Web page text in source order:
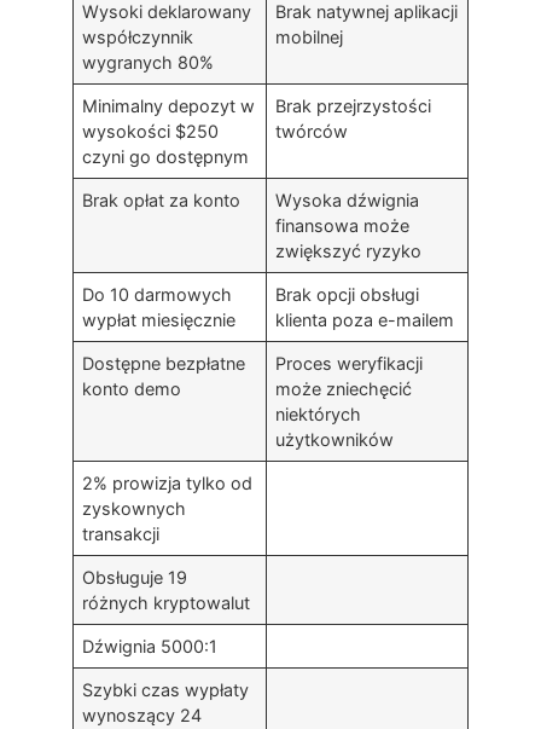
Wysoki deklarowany
współczynnik
wygranych 80%
Brak natywnej aplikacji
mobilnej
Minimalny depozyt w
wysokości $250
czyni go dostępnym
Brak przejrzystości
twórców
Brak opłat za konto
Wysoka dźwignia
finansowa może
zwiększyć ryzyko
Do 10 darmowych
wypłat miesięcznie
Brak opcji obsługi
klienta poza e-mailem
Dostępne bezpłatne
konto demo
Proces weryfikacji
może zniechęcić
niektórych
użytkowników
2% prowizja tylko od
zyskownych
transakcji
Obsługuje 19
różnych kryptowalut
Dźwignia 5000:1
Szybki czas wypłaty
wynoszący 24